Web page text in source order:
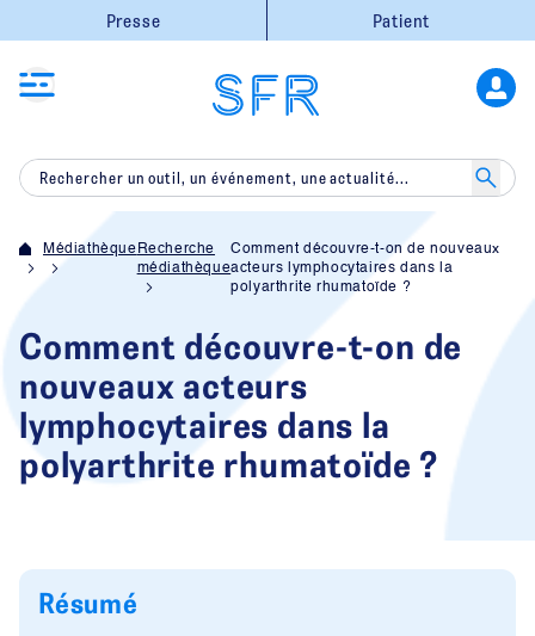
Presse Patient
Médiathèque Recherche
médiathèque
Comment découvre-t-on de nouveaux
acteurs lymphocytaires dans la
polyarthrite rhumatoïde ?
Comment découvre-t-on de
nouveaux acteurs
lymphocytaires dans la
polyarthrite rhumatoïde ?
Résumé